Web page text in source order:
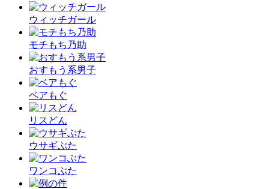
ウィッチガール
モチもち乃助
おすもう系男子
ベアもぐ
リスどん
ウサギぶた
ワンコぶた